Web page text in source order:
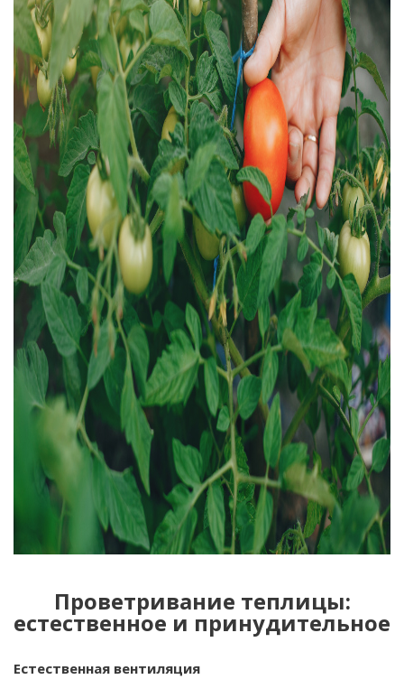
Проветривание теплицы:
естественное и принудительное
Естественная вентиляция